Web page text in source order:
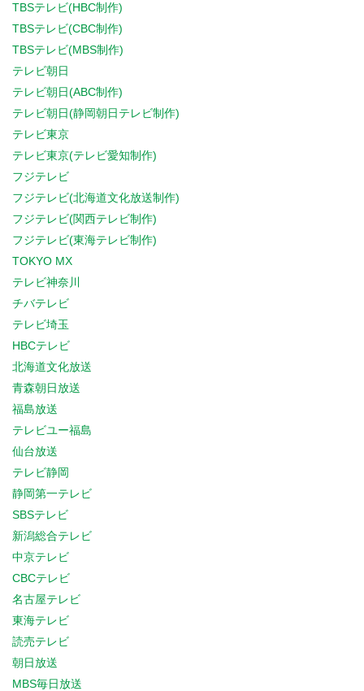
TBSテレビ(HBC制作)
TBSテレビ(CBC制作)
TBSテレビ(MBS制作)
テレビ朝日
テレビ朝日(ABC制作)
テレビ朝日(静岡朝日テレビ制作)
テレビ東京
テレビ東京(テレビ愛知制作)
フジテレビ
フジテレビ(北海道文化放送制作)
フジテレビ(関西テレビ制作)
フジテレビ(東海テレビ制作)
TOKYO MX
テレビ神奈川
チバテレビ
テレビ埼玉
HBCテレビ
北海道文化放送
青森朝日放送
福島放送
テレビユー福島
仙台放送
テレビ静岡
静岡第一テレビ
SBSテレビ
新潟総合テレビ
中京テレビ
CBCテレビ
名古屋テレビ
東海テレビ
読売テレビ
朝日放送
MBS毎日放送